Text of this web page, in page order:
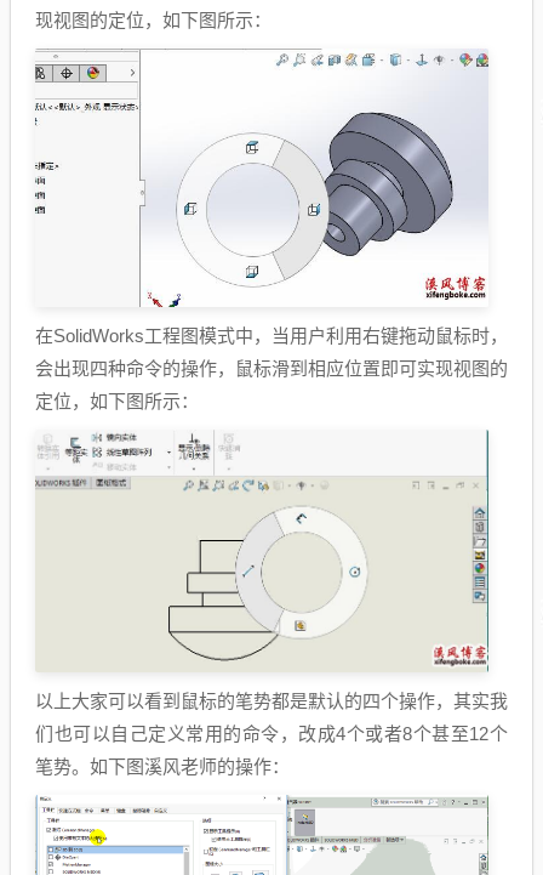
现视图的定位，如下图所示：
在SolidWorks工程图模式中，当用户利用右键拖动鼠标时，
会出现四种命令的操作，鼠标滑到相应位置即可实现视图的
定位，如下图所示：
以上大家可以看到鼠标的笔势都是默认的四个操作，其实我
们也可以自己定义常用的命令，改成4个或者8个甚至12个
笔势。如下图溪风老师的操作：